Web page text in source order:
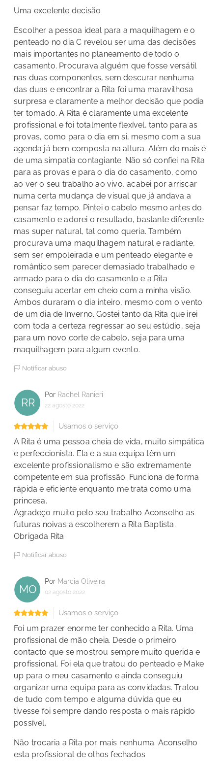
Uma excelente decisão
Escolher a pessoa ideal para a maquilhagem e o
penteado no dia C revelou ser uma das decisões
mais importantes no planeamento de todo o
casamento. Procurava alguém que fosse versátil
nas duas componentes, sem descurar nenhuma
das duas e encontrar a Rita foi uma maravilhosa
surpresa e claramente a melhor decisão que podia
ter tomado. A Rita é claramente uma excelente
profissional e foi totalmente flexível, tanto para as
provas, como para o dia em si, mesmo com a sua
agenda já bem composta na altura. Além do mais é
de uma simpatia contagiante. Não só confiei na Rita
para as provas e para o dia do casamento, como
ao ver o seu trabalho ao vivo, acabei por arriscar
numa certa mudança de visual que já andava a
pensar faz tempo. Pintei o cabelo mesmo antes do
casamento e adorei o resultado, bastante diferente
mas super natural, tal como queria. Também
procurava uma maquilhagem natural e radiante,
sem ser empoleirada e um penteado elegante e
romântico sem parecer demasiado trabalhado e
armado para o dia do casamento e a Rita
conseguiu acertar em cheio com a minha visão.
Ambos duraram o dia inteiro, mesmo com o vento
de um dia de Inverno. Gostei tanto da Rita que irei
com toda a certeza regressar ao seu estúdio, seja
para um novo corte de cabelo, seja para uma
maquilhagem para algum evento.
Notificar abuso
RR
Por Rachel Ranieri
22 agosto 2022
Usamos o serviço
A Rita é uma pessoa cheia de vida, muito simpática
e perfeccionista. Ela e a sua equipa têm um
excelente profissionalismo e são extremamente
competente em sua profissão. Funciona de forma
rápida e eficiente enquanto me trata como uma
princesa.
Agradeço muito pelo seu trabalho Aconselho as
futuras noivas a escolherem a Rita Baptista.
Obrigada Rita
Notificar abuso
MO
Por Marcia Oliveira
02 agosto 2022
Usamos o serviço
Foi um prazer enorme ter conhecido a Rita. Uma
profissional de mão cheia. Desde o primeiro
contacto que se mostrou sempre muito querida e
profissional. Foi ela que tratou do penteado e Make
up para o meu casamento e ainda conseguiu
organizar uma equipa para as convidadas. Tratou
de tudo com tempo e alguma dúvida que eu
tivesse foi sempre dando resposta o mais rápido
possível.
Não trocaria a Rita por mais nenhuma. Aconselho
esta profissional de olhos fechados